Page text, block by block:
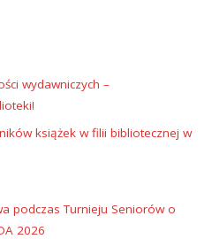
wydawniczych –
książek w filii bibliotecznej w
podczas Turnieju Seniorów o
2026